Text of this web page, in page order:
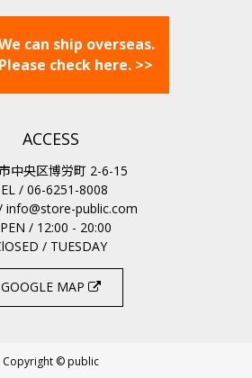
can ship overseas.
Please check here. >>
ACCESS
中央区博労町 2-6-15
/ 06-6251-8008
info@store-public.com
/ 12:00 - 20:00
/ TUESDAY
GOOGLE MAP
Copyright © public